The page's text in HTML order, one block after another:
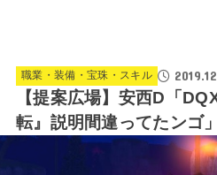
職業・装備・宝珠・スキル
【提案広場】安西D「
転』説明間違ってたンゴ」